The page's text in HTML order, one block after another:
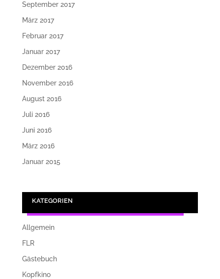
September 2017
März 2017
Februar 2017
Januar 2017
Dezember 2016
November 2016
August 2016
Juli 2016
Juni 2016
März 2016
Januar 2015
KATEGORIEN
Allgemein
FLR
Gästebuch
Kopfkino